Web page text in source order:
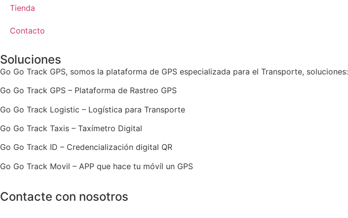
Tienda
Contacto
Soluciones
Go Go Track GPS, somos la plataforma de GPS especializada para el Transporte, soluciones:
Go Go Track GPS – Plataforma de Rastreo GPS
Go Go Track Logistic – Logística para Transporte
Go Go Track Taxis – Taxímetro Digital
Go Go Track ID – Credencialización digital QR
Go Go Track Movil – APP que hace tu móvíl un GPS
Contacte con nosotros